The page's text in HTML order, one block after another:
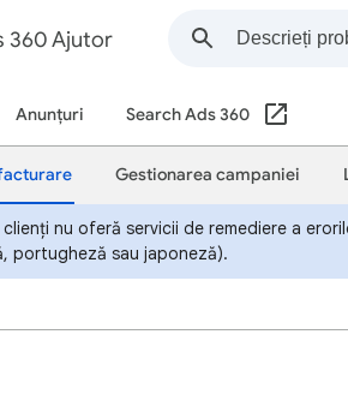
360 Ajutor
Anunțuri Search Ads 360
Gestionarea campaniei
nu oferă servicii de remediere a
portugheză sau japoneză).